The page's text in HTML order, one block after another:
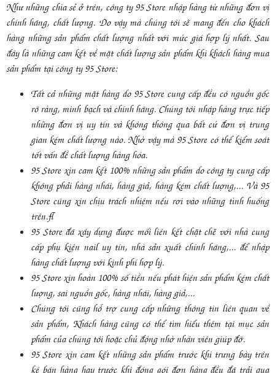
Như những chia sẻ ở trên, công ty 95 Store nhập hàng từ những đơn vị
chính hãng, chất lượng. Do vậy mà chúng tôi sẽ mang đến cho khách
hàng những sản phẩm chất lượng nhất với mức giá hợp lý nhất. Sau
đây là những cam kết về mặt chất lượng sản phẩm khi khách hàng mua
sản phẩm tại công ty 95 Store:
Tất cả những mặt hàng do 95 Store cung cấp đều có nguồn gốc
rõ ràng, minh bạch và chính hãng. Chúng tôi nhập hàng trực tiếp
những đơn vị uy tín và không thông qua bất cứ đơn vị trung
gian kém chất lượng nào. Nhờ vậy mà 95 Store có thể kiểm soát
tốt vấn đề chất lượng hàng hóa.
95 Store xin cam kết 100% những sản phẩm do công ty cung cấp
không phải hàng nhái, hàng giả, hàng kém chất lượng,... Và 95
Store cũng xin chịu trách nhiệm nếu rơi vào những tình huống
trên.
95 Store đã xây dựng được mối liên kết chặt chẽ với nhà cung
cấp phụ kiện nail uy tín, nhà sản xuất chính hãng,... để nhập
hàng chất lượng với kinh phí hợp lý.
95 Store xin hoàn 100% số tiền nếu phát hiện sản phẩm kém chất
lượng, sai nguồn gốc, hàng nhái, hàng giả,...
Chúng tôi cũng hỗ trợ cung cấp những thông tin liên quan về
sản phẩm, Khách hàng cũng có thể tìm hiểu thêm tại mục sản
phẩm của chúng tôi hoặc chủ động nhờ nhân viên giúp đỡ.
95 Store xin cam kết những sản phẩm trước khi trưng bày trên
kệ bán hàng hay trước khi đóng gói đơn hàng đều đã trải qua